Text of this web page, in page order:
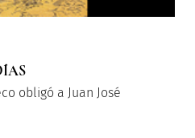
obligó a Juan José